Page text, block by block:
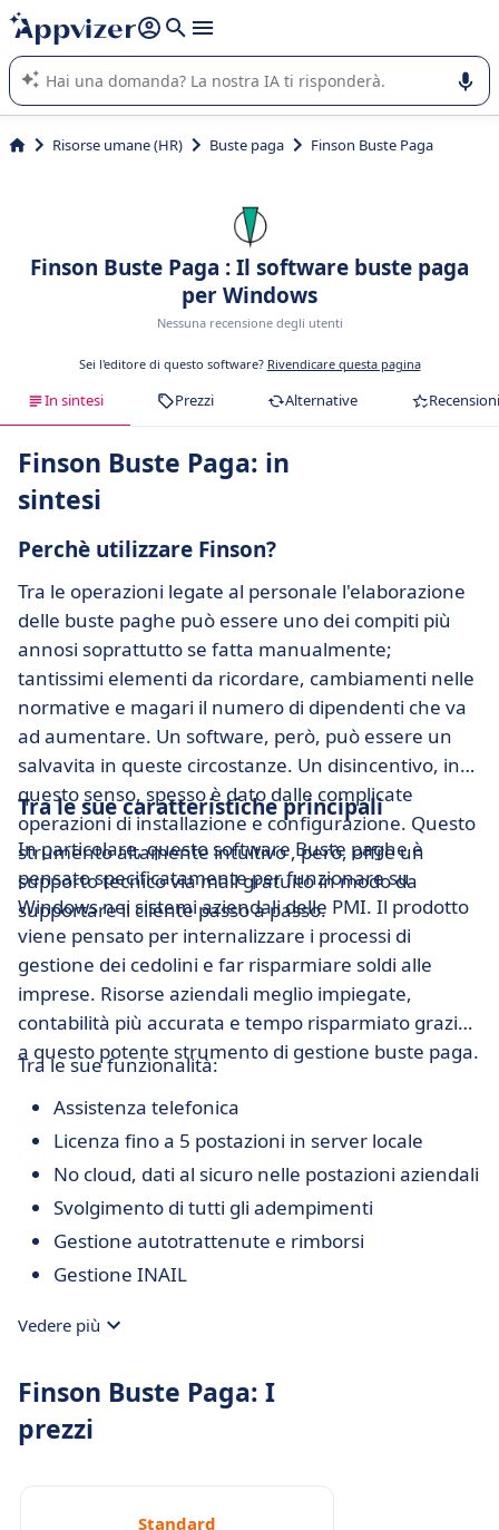
righe con
shift + enter
L'IA di Appvizer vi guida nell'utilizzo o nella scelta di un
software SaaS per la vostra azienda.
Risorse umane (HR) Buste paga Finson Buste Paga
Finson Buste Paga : Il software buste paga
per Windows
Nessuna recensione degli utenti
Sei l'editore di questo software? Rivendicare questa pagina
In sintesi Prezzi Alternative Recensioni
Finson Buste Paga: in
sintesi
Perchè utilizzare Finson?
Tra le operazioni legate al personale l'elaborazione
delle buste paghe può essere uno dei compiti più
annosi soprattutto se fatta manualmente;
tantissimi elementi da ricordare, cambiamenti nelle
normative e magari il numero di dipendenti che va
ad aumentare. Un software, però, può essere un
salvavita in queste circostanze. Un disincentivo, in
questo senso, spesso è dato dalle complicate
operazioni di installazione e configurazione. Questo
strumento altamente intuitivo , però, offre un
supporto tecnico via mail gratuito in modo da
supportare il cliente passo a passo.
Tra le sue caratteristiche principali
In particolare, questo software Buste paghe è
pensato specificatamente per funzionare su
Windows nei sistemi aziendali delle PMI. Il prodotto
viene pensato per internalizzare i processi di
gestione dei cedolini e far risparmiare soldi alle
imprese. Risorse aziendali meglio impiegate,
contabilità più accurata e tempo risparmiato grazie
a questo potente strumento di gestione buste paga.
Tra le sue funzionalità:
Assistenza telefonica
Licenza fino a 5 postazioni in server locale
No cloud, dati al sicuro nelle postazioni aziendali
Svolgimento di tutti gli adempimenti
Gestione autotrattenute e rimborsi
Gestione INAIL
Vedere più
Finson Buste Paga: I
prezzi
Standard